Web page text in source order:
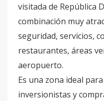
visitada de República
combinación muy
seguridad, servicios,
restaurantes, áreas
aeropuerto.
Es una zona ideal
inversionistas y